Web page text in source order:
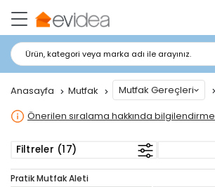
Ürün, kategori veya marka adı ile arayınız.
Anasayfa Mutfak Mutfak Gereçleri
Önerilen sıralama hakkında bilgilendirme
Filtreler (17)
Pratik Mutfak Aleti